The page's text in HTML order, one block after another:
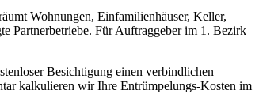
Wohnungen, Einfamilienhäuser, Keller,
Partnerbetriebe. Für Auftraggeber im 1. Bezirk
Besichtigung einen verbindlichen
kalkulieren wir Ihre Entrümpelungs-Kosten im